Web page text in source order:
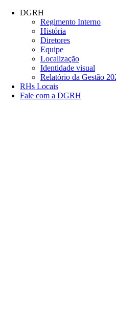
Conteúdo principal
DGRH
Regimento Interno
História
Diretores
Equipe
Localização
Identidade visual
Relatório da Gestão
RHs Locais
Fale com a DGRH